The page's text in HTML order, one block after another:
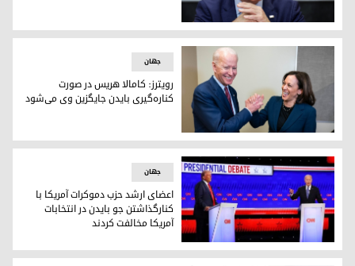
جو بایدن، رئیس جمهور ایالات متحده آمریکا
کامالا هریس و جو بایدن
جهان
رویترز: کامالا هریس در صورت
کناره‌گیری بایدن جایگزین وی می‌شود
حمایت مجدد سران دموکرات‌های آمریکا از نامزدی جو بایدن
جهان
اعضای ارشد حزب دموکرات آمریکا با
کنارگذاشتن جو بایدن در انتخابات
آمریکا مخالفت کردند